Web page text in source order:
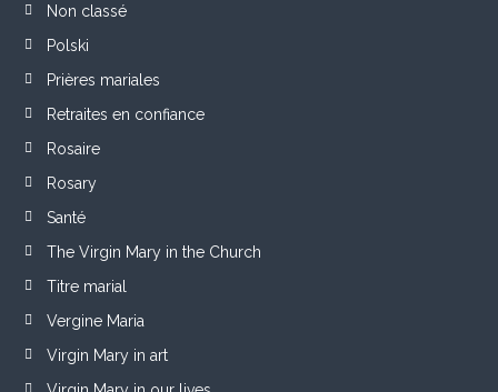
Non classé
Polski
Prières mariales
Retraites en confiance
Rosaire
Rosary
Santé
The Virgin Mary in the Church
Titre marial
Vergine Maria
Virgin Mary in art